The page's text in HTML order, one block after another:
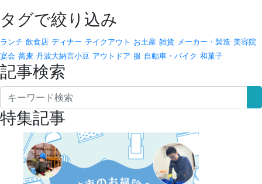
タグで絞り込み
ランチ 飲食店 ディナー テイクアウト お土産 雑貨 メーカー・製造 美容院
宴会 蕎麦 丹波大納言小豆 アウトドア 服 自動車・バイク 和菓子
記事検索
特集記事